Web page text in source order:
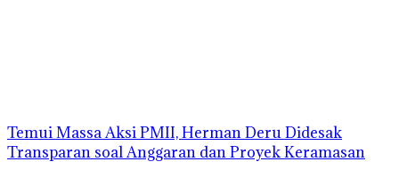
Temui Massa Aksi PMII, Herman Deru Didesak
Transparan soal Anggaran dan Proyek Keramasan